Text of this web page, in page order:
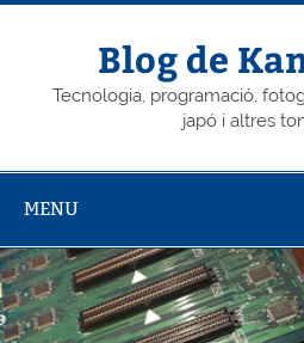
Skip
Blog de
Tecnologia, programació,
japó i altres
MENU